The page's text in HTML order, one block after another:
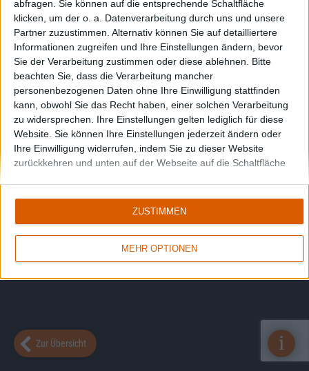
abfragen. Sie können auf die entsprechende Schaltfläche
klicken, um der o. a. Datenverarbeitung durch uns und unsere
Partner zuzustimmen. Alternativ können Sie auf detailliertere
Informationen zugreifen und Ihre Einstellungen ändern, bevor
Sie der Verarbeitung zustimmen oder diese ablehnen.
Bitte
beachten Sie, dass die Verarbeitung mancher
personenbezogenen Daten ohne Ihre Einwilligung stattfinden
kann, obwohl Sie das Recht haben, einer solchen Verarbeitung
zu widersprechen. Ihre Einstellungen gelten lediglich für diese
Website. Sie können Ihre Einstellungen jederzeit ändern oder
Ihre Einwilligung widerrufen, indem Sie zu dieser Website
zurückkehren und unten auf der Webseite auf die Schaltfläche
MEHR OPTIONEN
ZUSTIMMEN
Zur Übersicht i